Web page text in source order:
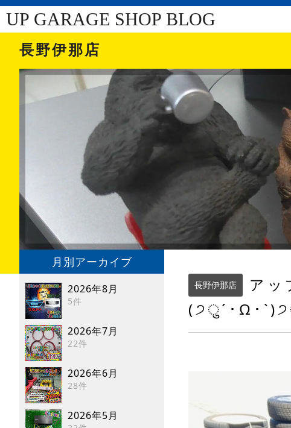
UP GARAGE SHOP BLOG
長野伊那店
月別アーカイブ
2026年8月
5件
2026年7月
22件
2026年6月
28件
2026年5月
長野伊那店
アッ
(੭ु´･Ω･